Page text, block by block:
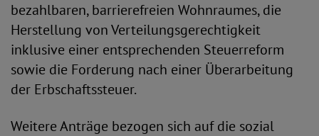
bezahlbaren, barrierefreien Wohnraumes, die
Herstellung von Verteilungsgerechtigkeit
inklusive einer entsprechenden Steuerreform
sowie die Forderung nach einer Überarbeitung
der Erbschaftssteuer.
Weitere Anträge bezogen sich auf die sozial